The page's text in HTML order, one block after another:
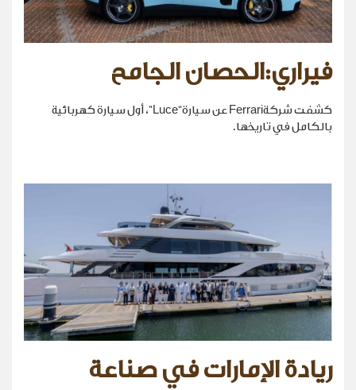
فيراري:الحصان الجامح
كشفت شركةFerrari عن سيارة“Luce”، أول سيارة كهربائية
بالكامل في تاريخها.
ريادة الإمارات في صناعة